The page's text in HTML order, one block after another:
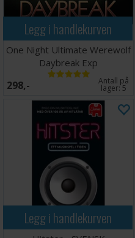
Legg i handlekurven
One Night Ultimate Werewolf
Daybreak Exp
298,- Antall på
lager:5
Legg i handlekurven